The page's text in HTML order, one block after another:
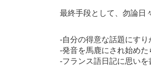
最終手段として、勿論日
-自分の得意な話題にすり
-発音を馬鹿にされ始めた
-フランス語日記に思い